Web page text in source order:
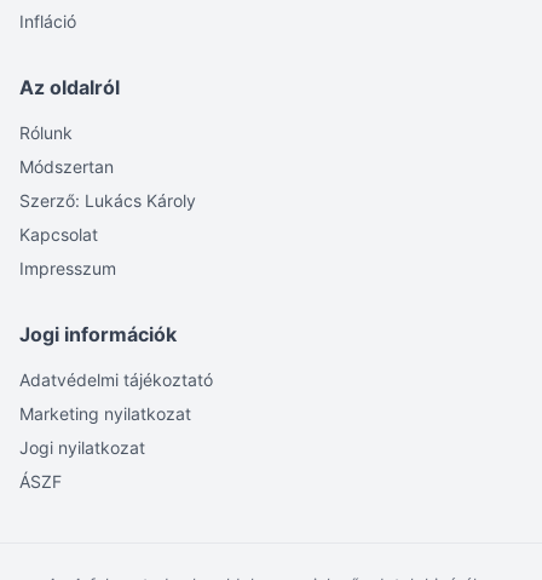
Infláció
Az oldalról
Rólunk
Módszertan
Szerző: Lukács Károly
Kapcsolat
Impresszum
Jogi információk
Adatvédelmi tájékoztató
Marketing nyilatkozat
Jogi nyilatkozat
ÁSZF